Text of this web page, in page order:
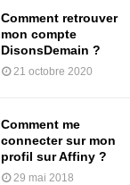
Comment retrouver
mon compte
DisonsDemain ?
21 octobre 2020
Comment me
connecter sur mon
profil sur Affiny ?
29 mai 2018